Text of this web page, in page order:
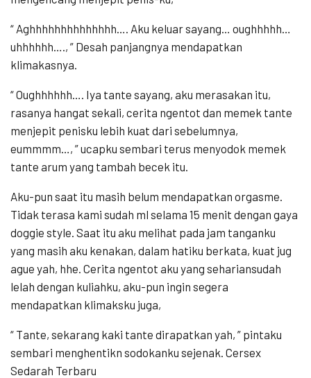
“ Aghhhhhhhhhhhhhh…. Aku keluar sayang… oughhhhh…
uhhhhhh…., ” Desah panjangnya mendapatkan
klimakasnya.
“ Oughhhhhh…. Iya tante sayang, aku merasakan itu,
rasanya hangat sekali, cerita ngentot dan memek tante
menjepit penisku lebih kuat dari sebelumnya,
eummmm…, ” ucapku sembari terus menyodok memek
tante arum yang tambah becek itu.
Aku-pun saat itu masih belum mendapatkan orgasme.
Tidak terasa kami sudah ml selama 15 menit dengan gaya
doggie style. Saat itu aku melihat pada jam tanganku
yang masih aku kenakan, dalam hatiku berkata, kuat jug
ague yah, hhe. Cerita ngentot aku yang sehariansudah
lelah dengan kuliahku, aku-pun ingin segera
mendapatkan klimaksku juga,
“ Tante, sekarang kaki tante dirapatkan yah, ” pintaku
sembari menghentikn sodokanku sejenak. Cersex
Sedarah Terbaru